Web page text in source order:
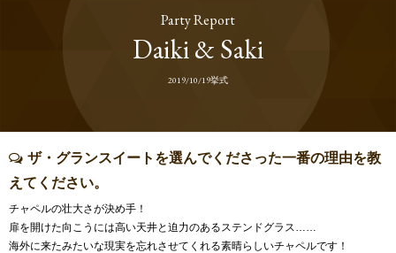
Party Report
Daiki & Saki
2019/10/19挙式
ザ・グランスイートを選んでくださった一番の理由を教
えてください。
チャペルの壮大さが決め手！
扉を開けた向こうには高い天井と迫力のあるステンドグラス……
海外に来たみたいな現実を忘れさせてくれる素晴らしいチャペルです！